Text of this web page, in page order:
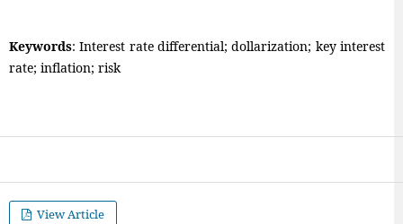
Keywords: Interest rate differential; dollarization; key interest
rate; inflation; risk
View Article